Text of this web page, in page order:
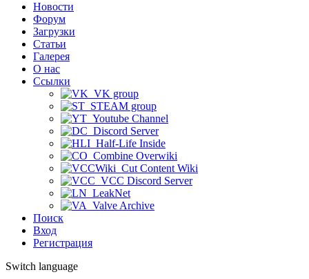
Новости
Форум
Загрузки
Статьи
Галерея
О нас
Ссылки
VK group
STEAM group
Youtube Channel
Discord Server
Half-Life Inside
Combine Overwiki
Cut Content Wiki
VCC Discord Server
LeakNet
Valve Archive
Поиск
Вход
Регистрация
Switch language